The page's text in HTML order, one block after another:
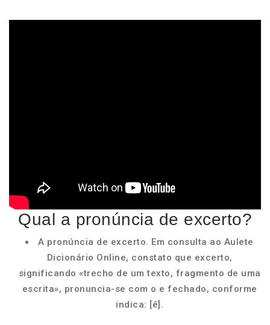
Qual a pronúncia de excerto?
A pronúncia de excerto. Em consulta ao Aulete
Dicionário Online, constato que excerto,
significando «trecho de um texto, fragmento de uma
escrita», pronuncia-se com o e fechado, conforme
indica: [ê].